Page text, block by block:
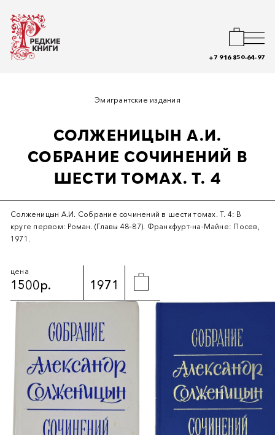
+7 916 850-64-97
Эмигрантские издания
СОЛЖЕНИЦЫН А.И.
СОБРАНИЕ СОЧИНЕНИЙ В
ШЕСТИ ТОМАХ. Т. 4
Солженицын А.И. Собрание сочинений в шести томах. Т. 4: В
круге первом: Роман. (Главы 48–87). Франкфурт-на-Майне: Посев,
1971.
цена
1500р. 1971